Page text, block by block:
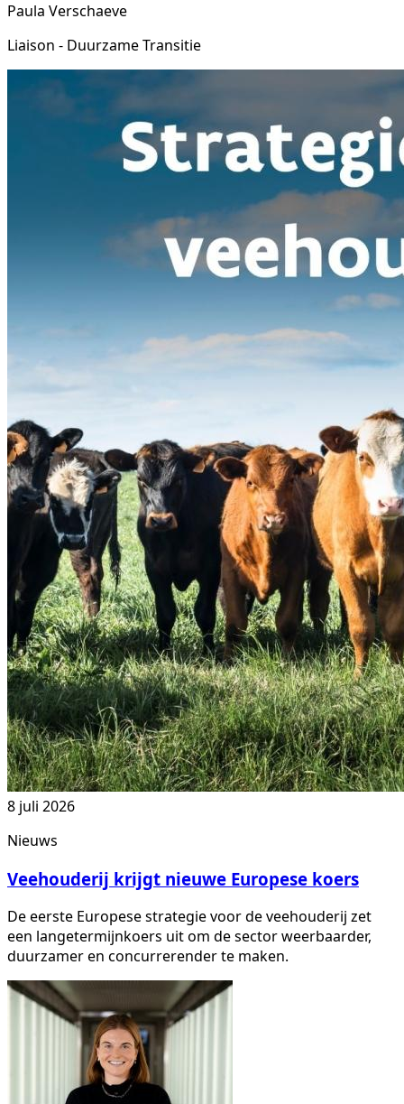
Paula Verschaeve
Liaison - Duurzame Transitie
8 juli 2026
Nieuws
Veehouderij krijgt nieuwe Europese koers
De eerste Europese strategie voor de veehouderij zet
een langetermijnkoers uit om de sector weerbaarder,
duurzamer en concurrerender te maken.